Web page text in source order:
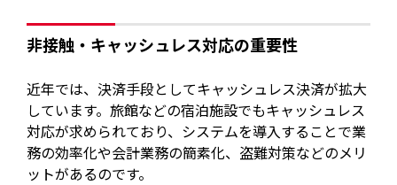
非接触・キャッシュレス対応の重要性
近年では、決済手段としてキャッシュレス決済が拡大
しています。旅館などの宿泊施設でもキャッシュレス
対応が求められており、システムを導入することで業
務の効率化や会計業務の簡素化、盗難対策などのメリ
ットがあるのです。